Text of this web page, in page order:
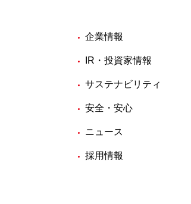
企業情報
IR・投資家情報
サステナビリティ
安全・安心
ニュース
採用情報